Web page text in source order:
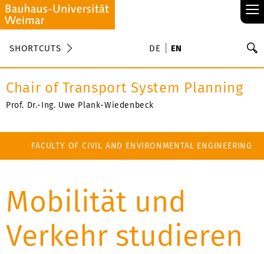
≡
SHORTCUTS DE EN
Chair of Transport System Planning
Prof. Dr.-Ing. Uwe Plank-Wiedenbeck
FACULTY OF CIVIL AND ENVIRONMENTAL ENGINEERING
Mobilität und
Verkehr studieren